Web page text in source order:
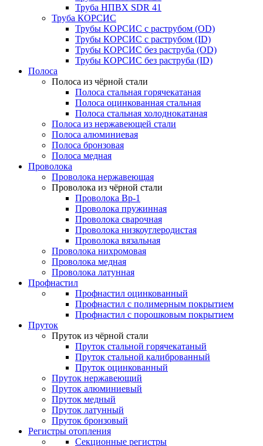
Труба НПВХ SDR 41
Труба КОРСИС
Трубы КОРСИС с раструбом (OD)
Трубы КОРСИС с раструбом (ID)
Трубы КОРСИС без раструба (OD)
Трубы КОРСИС без раструба (ID)
Полоса
Полоса из чёрной стали
Полоса стальная горячекатаная
Полоса оцинкованная стальная
Полоса стальная холоднокатаная
Полоса из нержавеющей стали
Полоса алюминиевая
Полоса бронзовая
Полоса медная
Проволока
Проволока нержавеющая
Проволока из чёрной стали
Проволока Вр-1
Проволока пружинная
Проволока сварочная
Проволока низкоуглеродистая
Проволока вязальная
Проволока нихромовая
Проволока медная
Проволока латунная
Профнастил
Профнастил оцинкованный
Профнастил с полимерным покрытием
Профнастил с порошковым покрытием
Пруток
Пруток из чёрной стали
Пруток стальной горячекатаный
Пруток стальной калиброванный
Пруток оцинкованный
Пруток нержавеющий
Пруток алюминиевый
Пруток медный
Пруток латунный
Пруток бронзовый
Регистры отопления
Секционные регистры